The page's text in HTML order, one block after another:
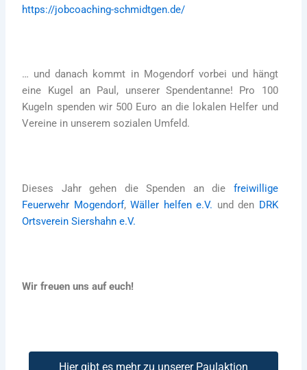
https://jobcoaching-schmidtgen.de/
… und danach kommt in Mogendorf vorbei und hängt
eine Kugel an Paul, unserer Spendentanne! Pro 100
Kugeln spenden wir 500 Euro an die lokalen Helfer und
Vereine in unserem sozialen Umfeld.
Dieses Jahr gehen die Spenden an die freiwillige
Feuerwehr Mogendorf,Wäller helfen e.V. und den DRK
Ortsverein Siershahn e.V.
Wir freuen uns auf euch!
Hier gibt es mehr zu unserer Paulaktion